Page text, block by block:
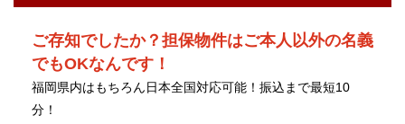
ご存知でしたか？担保物件はご本人以外の名義
でもOKなんです！
福岡県内はもちろん日本全国対応可能！振込まで最短10
分！